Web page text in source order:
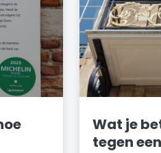
Wat je
tegen